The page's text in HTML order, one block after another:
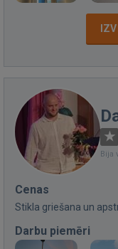
Bija
Cenas
Stikla griešana un
Darbu piemēri